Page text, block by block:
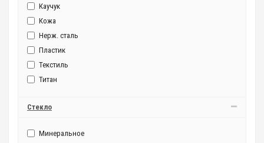
Каучук
Кожа
Нерж. сталь
Пластик
Текстиль
Титан
Стекло
Минеральное